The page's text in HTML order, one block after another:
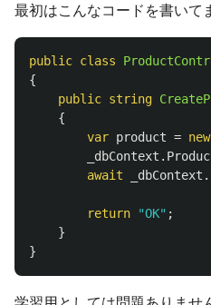
最初はこんなコードを書いて
public class
{
public string
{
var product = new
_dbContext .
await
_dbContext .
return "OK" ;
}
}